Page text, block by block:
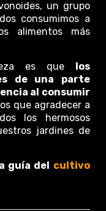
un grupo
consumimos a
alimentos más
es que los
de una parte
al consumir
que agradecer a
los hermosos
jardines de
guía del cultivo